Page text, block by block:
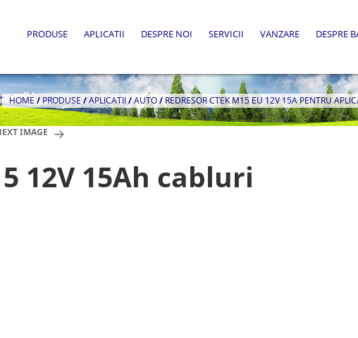
PRODUSE APLICATII DESPRE NOI SERVICII VANZARE DESPRE
HOME/PRODUSE /APLICATII/AUTO/ REDRESOR CTEK M15 EU 12V 15A PENTRU
IMAGE
12V 15Ah cabluri